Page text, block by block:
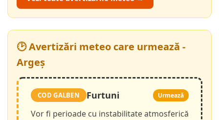
🕑 Avertizări meteo care urmează -
Argeș
COD GALBEN Furtuni Urmează
Vor fi perioade cu instabilitate atmosferică